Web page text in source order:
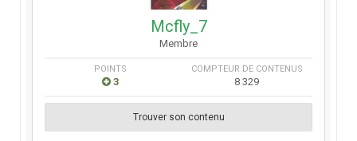
Mcfly_7
Membre
POINTS
3
COMPTEUR DE CONTENUS
8 329
Trouver son contenu